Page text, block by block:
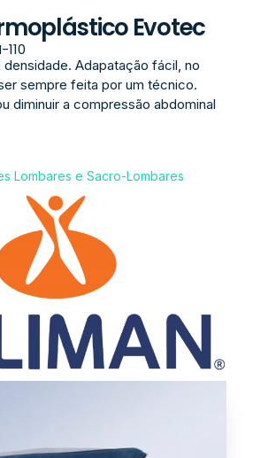
Evotec
110
densidade. Adapatação fácil, no
sempre feita por um técnico.
diminuir a compressão abdominal
Lombares e Sacro-Lombares